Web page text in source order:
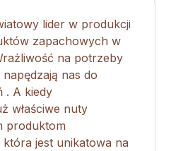
lider w produkcji
zapachowych w
na potrzeby
nas do
. A kiedy
właściwe nuty
produktom
jest unikatowa na